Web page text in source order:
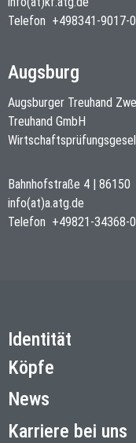
Telefon +498341-9017-0
Augsburg
Augsburger Treuhand
Treuhand GmbH
Bahnhofstraße 4 86150
info(at)a.atg.de
Telefon +49821-34368-0
Identität
Köpfe
News
Karriere bei uns